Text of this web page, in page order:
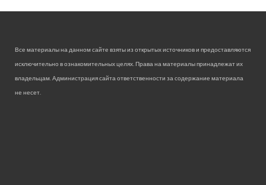
Все материалы на данном сайте взяты из открытых источников и предоставляются
исключительно в ознакомительных целях. Права на материалы принадлежат их
владельцам. Администрация сайта ответственности за содержание материала
не несет.